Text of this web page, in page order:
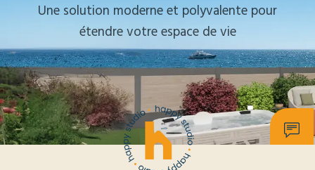
Une solution moderne et polyvalente pour
étendre votre espace de vie